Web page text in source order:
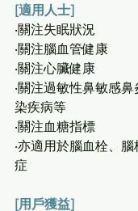
[適用人士]
‧關注失眠狀況
‧關注腦血管健康
‧關注心臟健康
‧關注過敏性鼻敏感
染疾病等
‧關注血糖指標
‧亦適用於腦血栓、
症
[用戶獲益]